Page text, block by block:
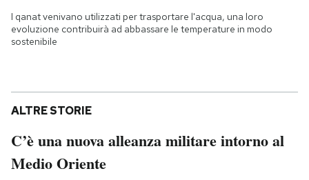
I qanat venivano utilizzati per trasportare l'acqua, una loro
evoluzione contribuirà ad abbassare le temperature in modo
sostenibile
ALTRE STORIE
C’è una nuova alleanza militare intorno al
Medio Oriente